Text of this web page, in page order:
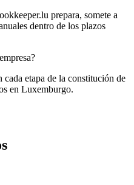
prepara, somete a
dentro de los plazos
cada etapa de la constitución de
en Luxemburgo.